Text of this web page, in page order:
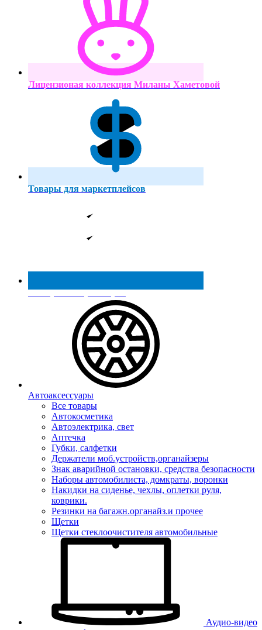
Лицензионая коллекция Миланы Хаметовой
Товары для маркетплейсов
Реестр МинПромТорга
Автоаксессуары
Все товары
Автокосметика
Автоэлектрика, свет
Аптечка
Губки, салфетки
Держатели моб.устройств,органайзеры
Знак аварийной остановки, средства безопасности
Наборы автомобилиста, домкраты, воронки
Накидки на сиденье, чехлы, оплетки руля,
коврики.
Резинки на багажн.органайз.и прочее
Щетки
Щетки стеклоочистителя автомобильные
Аудио-видео